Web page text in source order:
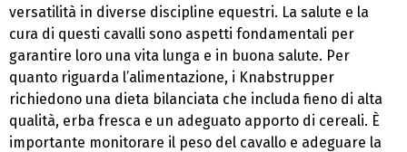
versatilità in diverse discipline equestri. La salute e la
cura di questi cavalli sono aspetti fondamentali per
garantire loro una vita lunga e in buona salute. Per
quanto riguarda l’alimentazione, i Knabstrupper
richiedono una dieta bilanciata che includa fieno di alta
qualità, erba fresca e un adeguato apporto di cereali. È
importante monitorare il peso del cavallo e adeguare la